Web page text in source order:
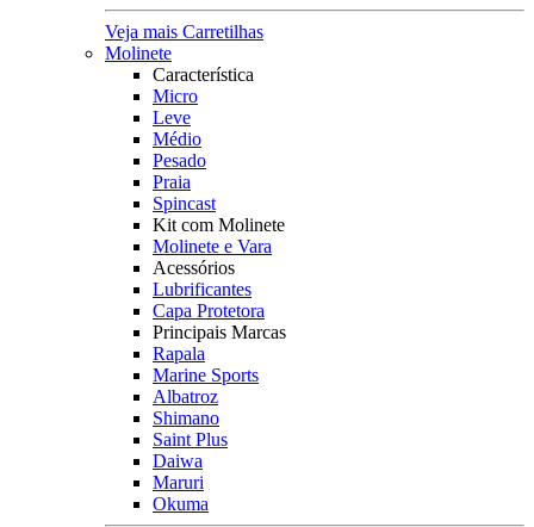
Veja mais Carretilhas
Molinete
Característica
Micro
Leve
Médio
Pesado
Praia
Spincast
Kit com Molinete
Molinete e Vara
Acessórios
Lubrificantes
Capa Protetora
Principais Marcas
Rapala
Marine Sports
Albatroz
Shimano
Saint Plus
Daiwa
Maruri
Okuma